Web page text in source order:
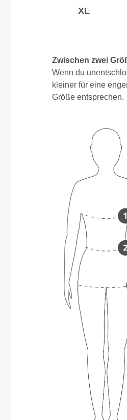
XL
Zwischen zwei
Wenn du
kleiner für eine
Größe entsprechen.